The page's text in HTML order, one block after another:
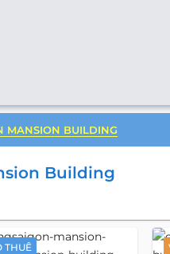
MANSION BUILDING
Building
THUÊ